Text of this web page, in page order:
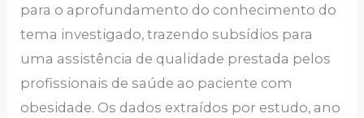
para o aprofundamento do conhecimento do
tema investigado, trazendo subsídios para
uma assistência de qualidade prestada pelos
profissionais de saúde ao paciente com
obesidade. Os dados extraídos por estudo, ano